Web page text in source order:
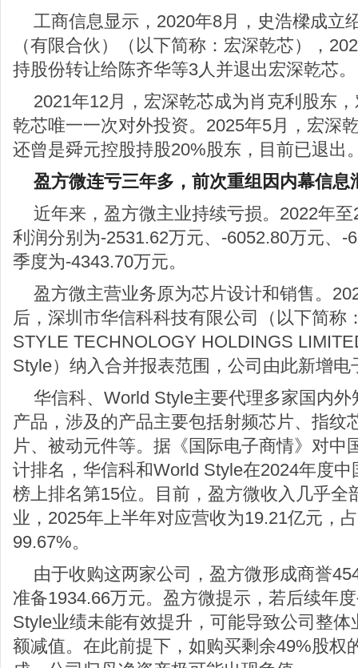
工商信息显示，2020年8月，史浩樑成立
（有限合伙）（以下简称：宏深乾芯），
持股份转让给陈齐华等3人并退出宏深乾芯。
2021年12月，宏深乾芯成为肖克利股东
乾芯唯一一次对外投资。2025年5月，宏深
还曾是舜元控股持股20%股东，目前已退出
盈方微连亏三年多，前次重组因内幕信息
近年来，盈方微主业持续亏损。2022年
利润分别为-2531.62万元、-6052.80万元、-
季度为-4343.70万元。
盈方微主营业务原为芯片设计和销售。
后，深圳市华信科科技有限公司（以下简称
STYLE TECHNOLOGY HOLDINGS
Style）纳入合并报表范围，公司由此新增
华信科、World Style主要代理多家国内
产品，涉及的产品主要包括射频芯片、指纹
片、被动元件等。据《国际电子商情》对中
计排名，华信科和World Style在2024年度
榜上排名第15位。目前，盈方微收入几乎全
业，2025年上半年对应营收为19.21亿元，
99.67%。
由于收购这两家公司，盈方微形成商誉
准备1934.66万元。盈方微提示，若后续年
Style业绩未能有效提升，可能导致公司整
额减值。在此前提下，如购买剩余49%股权